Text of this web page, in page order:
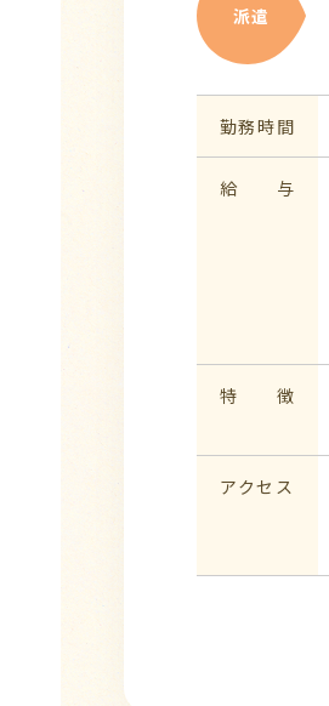
派遣
勤務時間
給 与
特 徴
アクセス